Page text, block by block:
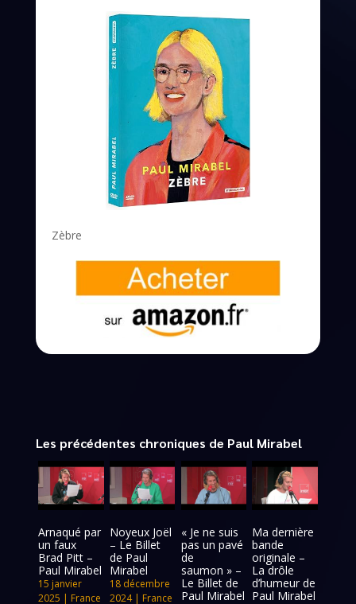
Zèbre
Les précédentes chroniques de Paul Mirabel
Arnaqué par
un faux
Brad Pitt –
Paul Mirabel
15 janvier
2025 | France
Noyeux Joël
– Le Billet
de Paul
Mirabel
18 décembre
2024| France
« Je ne suis
pas un pavé
de
saumon » –
Le Billet de
Paul Mirabel
Ma dernière
bande
originale –
La drôle
d’humeur de
Paul Mirabel